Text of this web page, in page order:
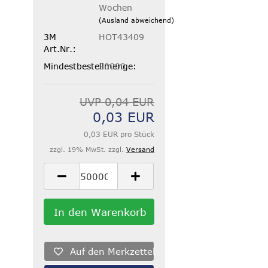
Wochen
(Ausland abweichend)
3M
Art.Nr.:
HOT43409
Mindestbestellmenge:
50000
UVP 0,04 EUR
0,03 EUR
0,03 EUR pro Stück
zzgl. 19% MwSt. zzgl. Versand
Auf den Merkzettel